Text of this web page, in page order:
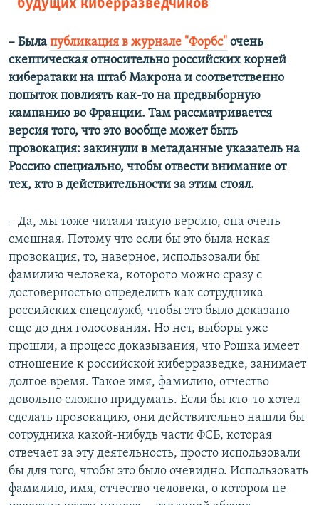
будущих киберразведчиков
– Была публикация в журнале "Форбс" очень
скептическая относительно российских корней
кибератаки на штаб Макрона и соответственно
попыток повлиять как-то на предвыборную
кампанию во Франции. Там рассматривается
версия того, что это вообще может быть
провокация: закинули в метаданные указатель на
Россию специально, чтобы отвести внимание от
тех, кто в действительности за этим стоял.
– Да, мы тоже читали такую версию, она очень
смешная. Потому что если бы это была некая
провокация, то, наверное, использовали бы
фамилию человека, которого можно сразу с
достоверностью определить как сотрудника
российских спецслужб, чтобы это было доказано
еще до дня голосования. Но нет, выборы уже
прошли, а процесс доказывания, что Рошка имеет
отношение к российской киберразведке, занимает
долгое время. Такое имя, фамилию, отчество
довольно сложно придумать. Если бы кто-то хотел
сделать провокацию, они действительно нашли бы
сотрудника какой-нибудь части ФСБ, которая
отвечает за эту деятельность, просто использовали
бы для того, чтобы это было очевидно. Использовать
фамилию, имя, отчество человека, о котором не